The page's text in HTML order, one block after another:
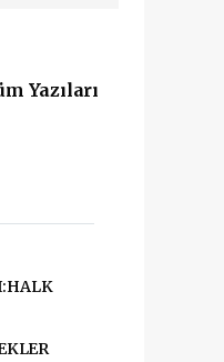
Yazıları